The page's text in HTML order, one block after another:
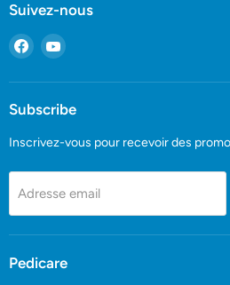
Suivez-nous
Trouvez-
nous
sur
Facebook
Trouvez-
sur
Subscribe
Inscrivez-vous pour recevoir des
Adresse email
Pedicare